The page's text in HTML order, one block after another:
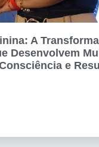
A
Desenvolvem
e